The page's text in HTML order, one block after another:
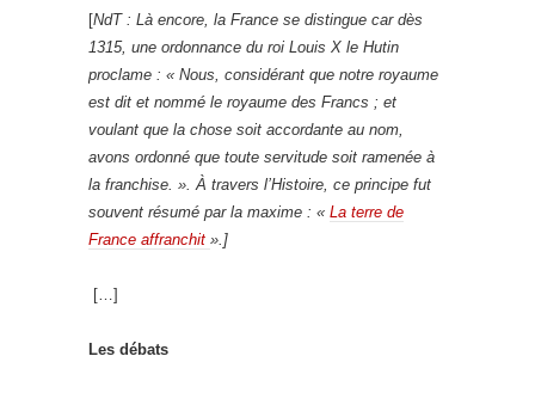
[NdT : Là encore, la France se distingue car dès
1315, une ordonnance du roi Louis X le Hutin
proclame : « Nous, considérant que notre royaume
est dit et nommé le royaume des Francs ; et
voulant que la chose soit accordante au nom,
avons ordonné que toute servitude soit ramenée à
la franchise. ». À travers l’Histoire, ce principe fut
souvent résumé par la maxime : « La terre de
France affranchit ».]
[…]
Les débats